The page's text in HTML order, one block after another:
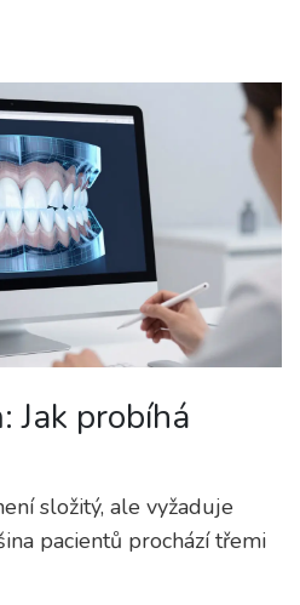
Jak probíhá
složitý, ale vyžaduje
pacientů prochází třemi